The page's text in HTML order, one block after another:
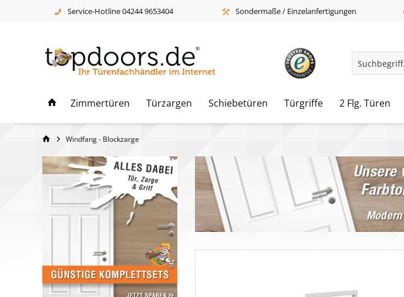
Service-Hotline 04244 9653404 Sondermaße / Einzelanfertigungen
Zimmertüren Türzargen Schiebetüren Türgriffe 2 Flg. Türen
Windfang - Blockzarge